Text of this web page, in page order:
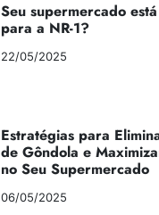
Seu supermercado
para a NR-1?
22/05/2025
Estratégias para
de Gôndola e
no Seu Supermercado
06/05/2025